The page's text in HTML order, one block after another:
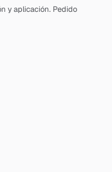
y aplicación. Pedido